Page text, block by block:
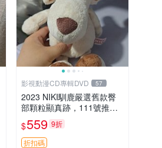
影視動漫CD專輯DVD 57
2023 NIKI馴鹿嚴選舊款臀
部顆粒顯真跡，111號推薦
珍藏品 馴鹿 舊款 尾巴顆粒
$559 9折
折扣碼